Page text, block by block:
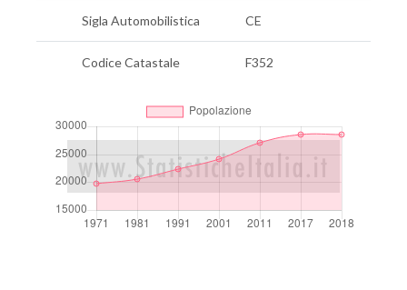
Sigla Automobilistica CE
Codice Catastale F352